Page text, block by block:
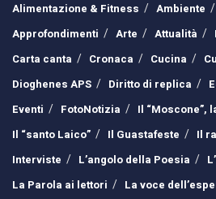
Alimentazione & Fitness
Ambiente
Approfondimenti
Arte Attualità
Carta canta
Cronaca Cucina
Dioghenes APS
Diritto di replica
Eventi
FotoNotizia
Il “Moscone”,
Il “santo Laico”
Il Guastafeste
Il
Interviste
L’angolo della Poesia
La Parola ai lettori
La voce